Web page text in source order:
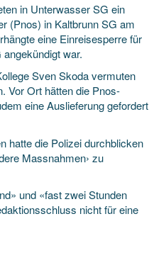
in Unterwasser SG ein
(Pnos) in Kaltbrunn SG am
eine Einreisesperre für
war.
Sven Skoda vermuten
Vor Ort hätten die Pnos-
eine Auslieferung gefordert
hatte die Polizei durchblicken
Massnahmen› zu
und «fast zwei Stunden
nicht für eine